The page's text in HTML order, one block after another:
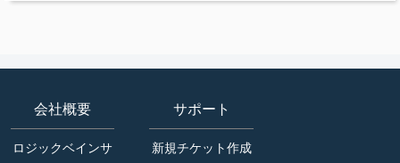
会社概要
ロジックベインサ
サポート
新規チケット作成